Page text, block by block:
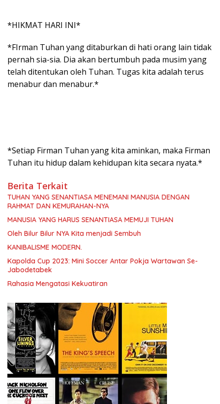
*HIKMAT HARI INI*
*FIrman Tuhan yang ditaburkan di hati orang lain tidak
pernah sia-sia. Dia akan bertumbuh pada musim yang
telah ditentukan oleh Tuhan. Tugas kita adalah terus
menabur dan menabur.*
*Setiap Firman Tuhan yang kita aminkan, maka Firman
Tuhan itu hidup dalam kehidupan kita secara nyata.*
Berita Terkait
TUHAN YANG SENANTIASA MENEMANI MANUSIA DENGAN
RAHMAT DAN KEMURAHAN-NYA
MANUSIA YANG HARUS SENANTIASA MEMUJI TUHAN
Oleh Bilur Bilur NYA Kita menjadi Sembuh
KANIBALISME MODERN.
Kapolda Cup 2023: Mini Soccer Antar Pokja Wartawan Se-
Jabodetabek
Rahasia Mengatasi Kekuatiran